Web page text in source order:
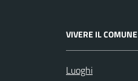
VIVERE IL COMUNE
Luoghi